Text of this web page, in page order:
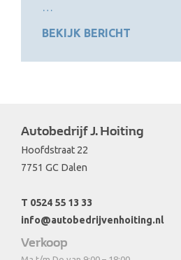
…
BEKIJK BERICHT
Autobedrijf J. Hoiting
Hoofdstraat 22
7751 GC Dalen
T 0524 55 13 33
info@autobedrijvenhoiting.nl
Verkoop